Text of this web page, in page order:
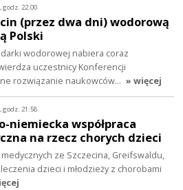
godz. 22:00
(przez dwa dni) wodorową
Polski
wodorowej nabiera coraz
uczestnicy Konferencji
rozwiązanie naukowców… » więcej
godz. 21:58
niemiecka współpraca
na rzecz chorych dzieci
ze Szczecina, Greifswaldu,
dzieci i młodzieży z chorobami